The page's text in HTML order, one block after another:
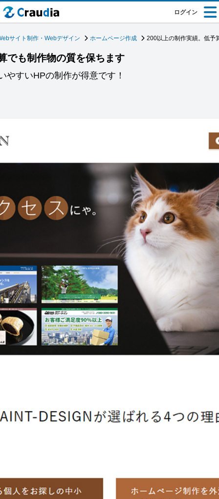
ログイン
サイト制作・Webデザイン ホームページ作成 200以上の制作実績。低予
でも制作物の質を保ちます
やすいHPの制作が得意です！